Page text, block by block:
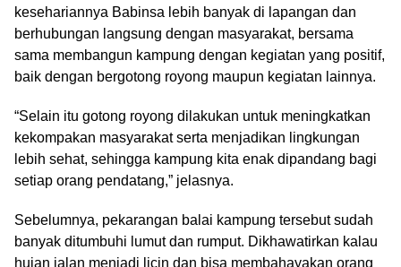
kesehariannya Babinsa lebih banyak di lapangan dan
berhubungan langsung dengan masyarakat, bersama
sama membangun kampung dengan kegiatan yang positif,
baik dengan bergotong royong maupun kegiatan lainnya.
“Selain itu gotong royong dilakukan untuk meningkatkan
kekompakan masyarakat serta menjadikan lingkungan
lebih sehat, sehingga kampung kita enak dipandang bagi
setiap orang pendatang,” jelasnya.
Sebelumnya, pekarangan balai kampung tersebut sudah
banyak ditumbuhi lumut dan rumput. Dikhawatirkan kalau
hujan jalan menjadi licin dan bisa membahayakan orang